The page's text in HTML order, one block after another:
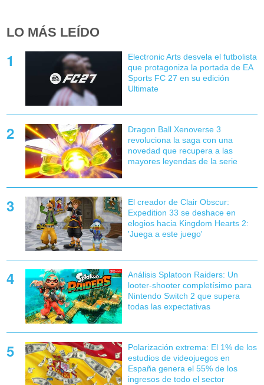
LO MÁS LEÍDO
Electronic Arts desvela el futbolista
que protagoniza la portada de EA
Sports FC 27 en su edición
Ultimate
Dragon Ball Xenoverse 3
revoluciona la saga con una
novedad que recupera a las
mayores leyendas de la serie
El creador de Clair Obscur:
Expedition 33 se deshace en
elogios hacia Kingdom Hearts 2:
'Juega a este juego'
Análisis Splatoon Raiders: Un
looter-shooter completísimo para
Nintendo Switch 2 que supera
todas las expectativas
Polarización extrema: El 1% de los
estudios de videojuegos en
España genera el 55% de los
ingresos de todo el sector